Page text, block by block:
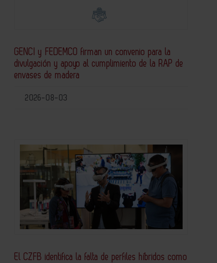
GENCI y FEDEMCO firman un convenio para la
divulgación y apoyo al cumplimiento de la RAP de
envases de madera
2026-08-03
El CZFB identifica la falta de perfiles híbridos como